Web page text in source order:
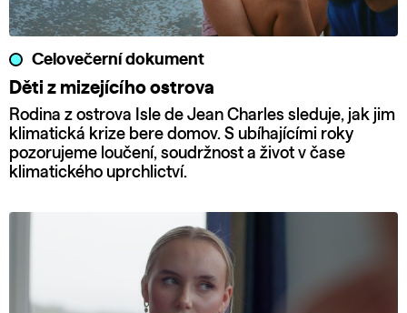
Celovečerní dokument
Děti z mizejícího ostrova
Rodina z ostrova Isle de Jean Charles sleduje, jak jim
klimatická krize bere domov. S ubíhajícími roky
pozorujeme loučení, soudržnost a život v čase
klimatického uprchlictví.